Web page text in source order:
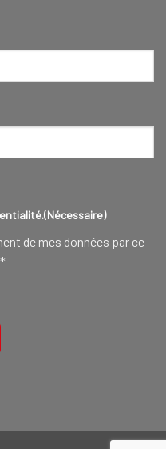
(Nécessaire)
de mes données par ce
*